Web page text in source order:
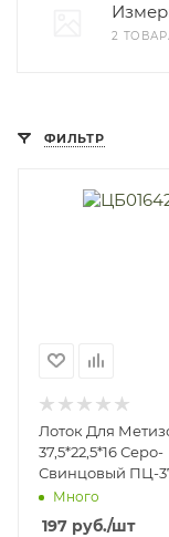
2
ФИЛЬТР
Лоток Для
37,5*22,5*16 Серо-
Свинцовый ПЦ-
Много
197 руб./шт